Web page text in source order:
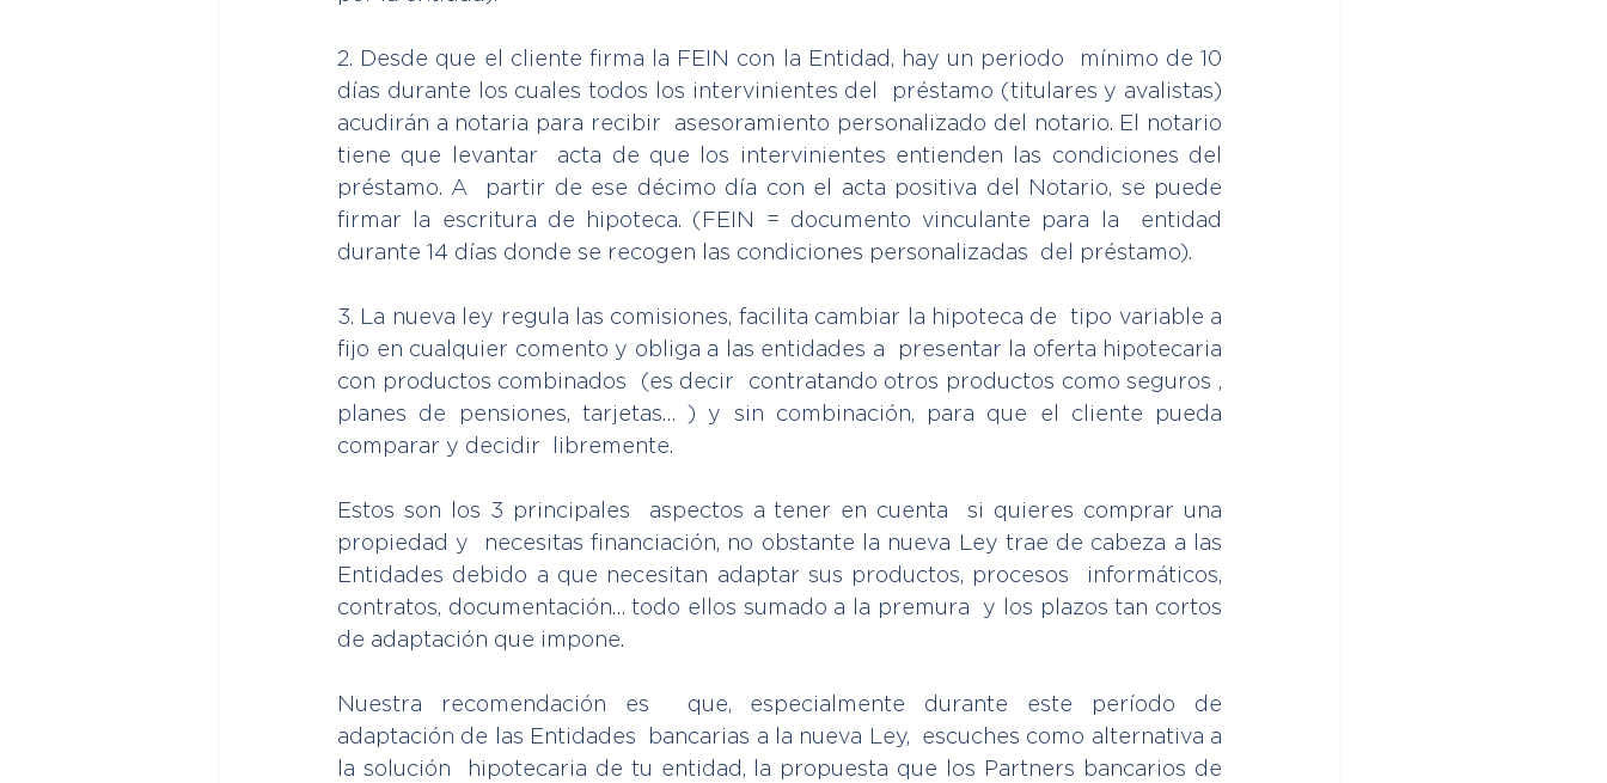
2. Desde que el cliente firma la FEIN con la Entidad, hay un periodo  mínimo de 10
días durante los cuales todos los intervinientes del  préstamo (titulares y avalistas)
acudirán a notaria para recibir  asesoramiento personalizado del notario. El notario
tiene que levantar  acta de que los intervinientes entienden las condiciones del
préstamo. A  partir de ese décimo día con el acta positiva del Notario, se puede
firmar la escritura de hipoteca. (FEIN = documento vinculante para la  entidad
durante 14 días donde se recogen las condiciones personalizadas  del préstamo).
3. La nueva ley regula las comisiones, facilita cambiar la hipoteca de  tipo variable a
fijo en cualquier comento y obliga a las entidades a  presentar la oferta hipotecaria
con productos combinados  (es decir  contratando otros productos como seguros ,
planes de pensiones, tarjetas… ) y sin combinación, para que el cliente pueda
comparar y decidir  libremente.
Estos son los 3 principales  aspectos a tener en cuenta  si quieres comprar una
propiedad y  necesitas financiación, no obstante la nueva Ley trae de cabeza a las
Entidades debido a que necesitan adaptar sus productos, procesos  informáticos,
contratos, documentación… todo ellos sumado a la premura  y los plazos tan cortos
de adaptación que impone.
Nuestra recomendación es  que, especialmente durante este período de
adaptación de las Entidades  bancarias a la nueva Ley,  escuches como alternativa a
la solución  hipotecaria de tu entidad, la propuesta que los Partners bancarios de